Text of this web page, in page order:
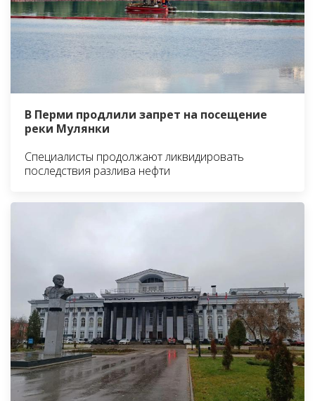
В Перми продлили запрет на посещение
реки Мулянки
Специалисты продолжают ликвидировать
последствия разлива нефти